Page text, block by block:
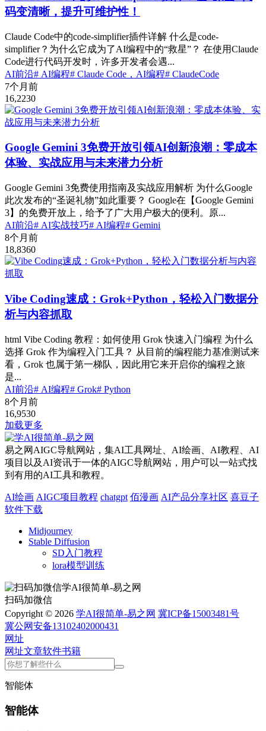
码变清晰，提升可维护性！
Claude Code中的code-simplifier插件详解 什么是code-
simplifier？为什么它成为了AI编程中的“救星”？ 在使用Claude
Code进行代码开发时，许多开发者会遇...
AI前沿# AI编程# Claude Code，AI编程# ClaudeCode
7个月前
16,2230
Google Gemini 3免费开放引领AI创新浪潮：零成本
体验、实战应用与未来潜力分析
Google Gemini 3免费使用指南及实战应用解析 为什么Google
此次发布的“圣诞礼物”如此重要？ Google在【Google Gemini
3】的免费开放上，给予了广大用户极大的便利。原...
AI前沿# AI实战技巧# AI编程# Gemini
8个月前
18,8360
Vibe Coding速成：Grok+Python，轻松入门数据分
析与内容抓取
html Vibe Coding 教程：如何使用 Grok 快速入门编程 为什么
选择 Grok 作为编程入门工具？ 从目前的编程能力基准测试来
看，Grok 也属于第一梯队，因此用它来开启你的编程之旅
是...
AI前沿# AI编程# Grok# Python
8个月前
16,9530
加载更多
易之网AIGC导航网站，集AI工具网址、AI绘画、AI教程、AI
项目以及AI资讯于一体的AIGC导航网站，用户可以一站式找
到有用的AI工具和教程。
AI绘画 AIGC项目教程 chatgpt 佰漫画 AI产品分享社区 喜豆子
软件下载
Midjourney
Stable Diffusion
SD入门教程
lora模型训练
扫码加微信
Copyright © 2026 学AI很简单-易之网 冀ICP备15003481号
冀公网安备13102402000431
网址
网址文章软件书籍
智能体
智能体